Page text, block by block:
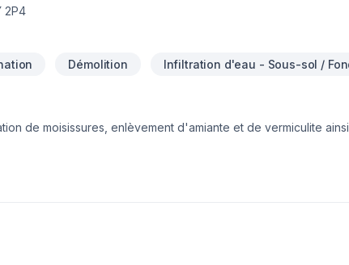
2P4
Démolition Infiltration d'eau - Sous-sol /
de moisissures, enlèvement d'amiante et de vermiculite
que l'Abitibi et le bas du fleuve d'un côté et Gatineau